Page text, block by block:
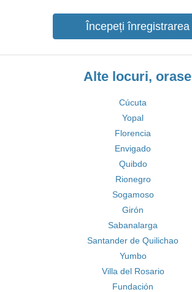
Începeți înregistrarea
Alte locuri, orase
Cúcuta
Yopal
Florencia
Envigado
Quibdo
Rionegro
Sogamoso
Girón
Sabanalarga
Santander de Quilichao
Yumbo
Villa del Rosario
Fundación